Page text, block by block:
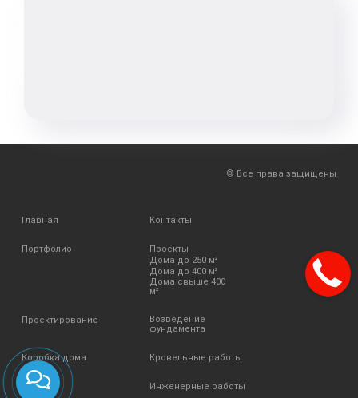
© Все права защищены
Главная Контакты
Портфолио
Проекты
Дома до 250 м²
Дома до 400 м²
Дома свыше 400
м²
Проектирование
Возведение
фундамента
Коробка дома Кровельные работы
Отделка Инженерные работы